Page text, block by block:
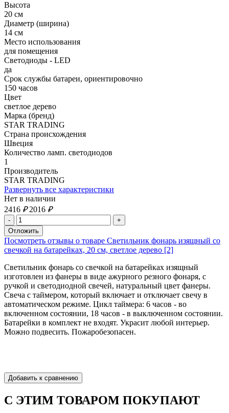
Высота
20 см
Диаметр (ширина)
14 см
Место использования
для помещения
Светодиоды - LED
да
Срок службы батареи, ориентировочно
150 часов
Цвет
светлое дерево
Марка (бренд)
STAR TRADING
Страна происхождения
Швеция
Количество ламп. светодиодов
1
Производитель
STAR TRADING
Развернуть все характеристики
Нет в наличии
2416 ₽ 2016 ₽
Посмотреть отзывы о товаре Светильник фонарь изящный со
свечкой на батарейках, 20 см, светлое дерево [2]
Светильник фонарь со свечкой на батарейках изящный
изготовлен из фанеры в виде ажурного резного фонаря, с
ручкой и светодиодной свечей, натуральный цвет фанеры.
Свеча с таймером, который включает и отключает свечу в
автоматическом режиме. Цикл таймера: 6 часов - во
включенном состоянии, 18 часов - в выключенном состоянии.
Батарейки в комплект не входят. Украсит любой интерьер.
Можно подвесить. Пожаробезопасен.
С ЭТИМ ТОВАРОМ ПОКУПАЮТ